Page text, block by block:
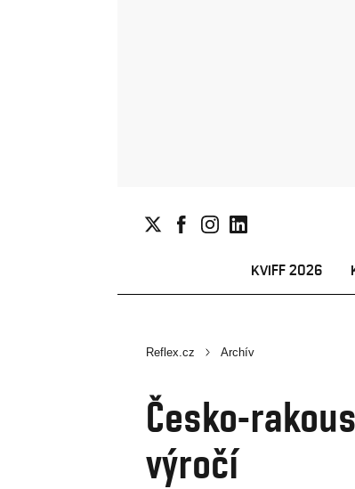
KVIFF 2026
Reflex.cz Archív
Česko-
výročí